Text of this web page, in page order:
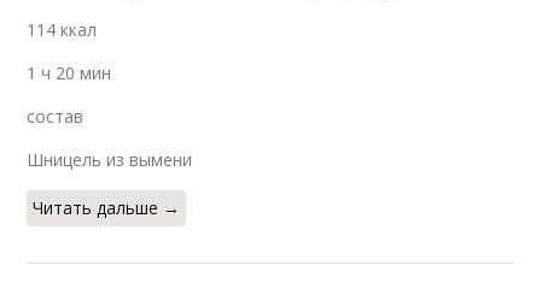
114 ккал
1 ч 20 мин
состав
Шницель из вымени
Читать дальше →